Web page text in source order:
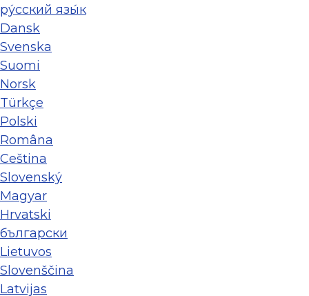
ру́сский язы́к
Dansk
Svenska
Suomi
Norsk
Türkçe
Polski
Româna
Ceština
Slovenský
Magyar
Hrvatski
български
Lietuvos
Slovenščina
Latvijas